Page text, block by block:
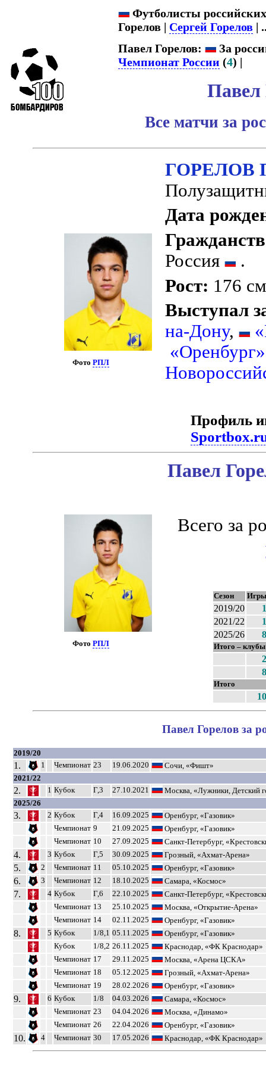
Футболисты
Горелов | Сергей Горелов |
Павел Горелов:
За
Чемпионат России (4) |
Павел
Все матчи за
ФотоРПЛ
ГОРЕЛОВ
Дата
Россия
.
Рост: 176
Выступал
на-Дону,
«Оренбург»
Профиль
ФотоРПЛ
Павел
Всего за
Сезон Игры
2019/20
1
2021/22
1
2025/26
8
Итого – клубы
2
8
Итого
10
Павел Горелов за
2019/20
1. 1 Чемпионат 23 19.06.2020 Сочи, «Фишт»
2021/22
2. 1 Кубок Г,3 27.10.2021 Москва, «Лужники, Детский
2025/26
3. 2 Кубок Г,4 16.09.2025
Оренбург, «Газовик»
Чемпионат 9 21.09.2025
Оренбург, «Газовик»
Чемпионат 10 27.09.2025 Санкт-Петербург,
4. 3 Кубок Г,5 30.09.2025 Грозный, «Ахмат-Арена»
5. 2 Чемпионат 11 05.10.2025 Оренбург, «Газовик»
6. 3 Чемпионат 12 18.10.2025 Самара, «Космос»
7. 4 Кубок Г,6 22.10.2025
Санкт-Петербург,
Чемпионат 13 25.10.2025
Москва, «Открытие-Арена»
Чемпионат 14 02.11.2025 Оренбург, «Газовик»
8. 5 Кубок 1/8,1 05.11.2025
Оренбург, «Газовик»
Кубок
1/8,2 26.11.2025
Краснодар, «ФК Краснодар»
Чемпионат 17 29.11.2025
Москва, «Арена ЦСКА»
Чемпионат 18 05.12.2025
Грозный, «Ахмат-Арена»
Чемпионат 19 28.02.2026 Оренбург, «Газовик»
9. 6 Кубок 1/8 04.03.2026
Самара, «Космос»
Чемпионат 23 04.04.2026
Москва, «Динамо»
Чемпионат 26 22.04.2026 Оренбург, «Газовик»
10. 4 Чемпионат 30 17.05.2026 Краснодар, «ФК Краснодар»